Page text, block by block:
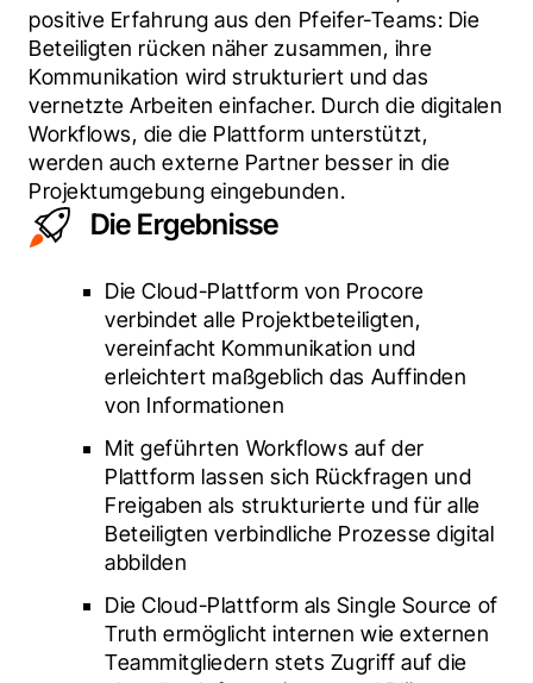
positive Erfahrung aus den Pfeifer-Teams: Die
Beteiligten rücken näher zusammen, ihre
Kommunikation wird strukturiert und das
vernetzte Arbeiten einfacher. Durch die digitalen
Workflows, die die Plattform unterstützt,
werden auch externe Partner besser in die
Projektumgebung eingebunden.
Die Ergebnisse
Die Cloud-Plattform von Procore
verbindet alle Projektbeteiligten,
vereinfacht Kommunikation und
erleichtert maßgeblich das Auffinden
von Informationen
Mit geführten Workflows auf der
Plattform lassen sich Rückfragen und
Freigaben als strukturierte und für alle
Beteiligten verbindliche Prozesse digital
abbilden
Die Cloud-Plattform als Single Source of
Truth ermöglicht internen wie externen
Teammitgliedern stets Zugriff auf die